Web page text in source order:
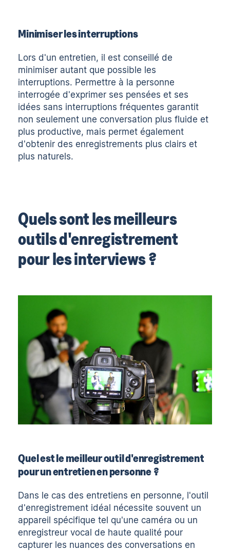
Minimiser les interruptions
Lors d'un entretien, il est conseillé de
minimiser autant que possible les
interruptions. Permettre à la personne
interrogée d'exprimer ses pensées et ses
idées sans interruptions fréquentes garantit
non seulement une conversation plus fluide et
plus productive, mais permet également
d'obtenir des enregistrements plus clairs et
plus naturels.
Quels sont les meilleurs
outils d'enregistrement
pour les interviews ?
Quel est le meilleur outil d'enregistrement
pour un entretien en personne ?
Dans le cas des entretiens en personne, l'outil
d'enregistrement idéal nécessite souvent un
appareil spécifique tel qu'une caméra ou un
enregistreur vocal de haute qualité pour
capturer les nuances des conversations en